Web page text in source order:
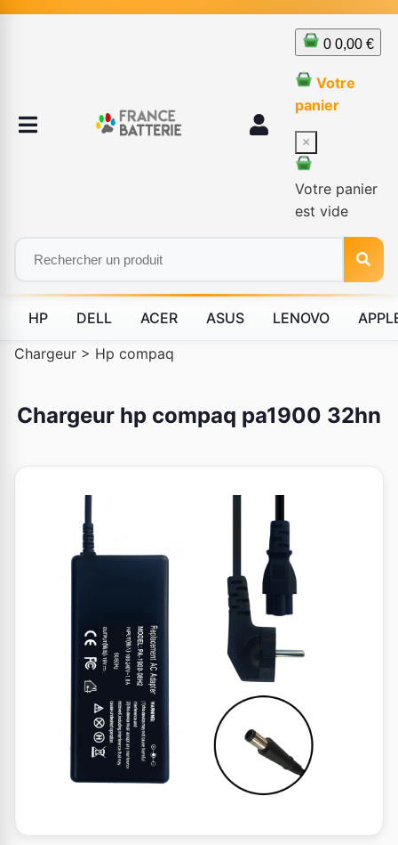
0 0,00 €
Votre
panier
×
Votre panier
est vide
HP DELL ACER ASUS LENOVO
Chargeur > Hp compaq
Chargeur hp compaq pa1900 32hn